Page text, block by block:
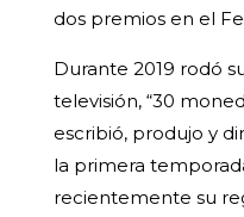
dos premios en el
Durante 2019 rodó
televisión, “30
escribió, produjo y
la primera
recientemente su